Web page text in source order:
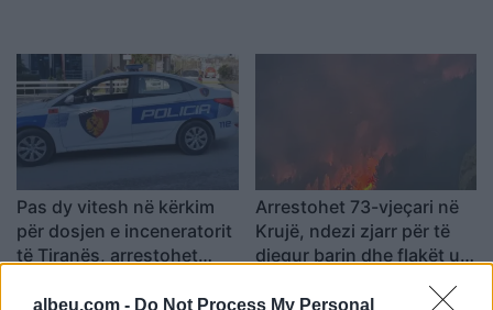
albeu.com - Do Not Process My Personal
Pas dy vitesh në kërkim
për dosjen e inceneratorit
të Tiranës, arrestohet
Palasë
Arrestohet 73-vjeçari në
Krujë, ndezi zjarr për të
djegur barin dhe flakët u